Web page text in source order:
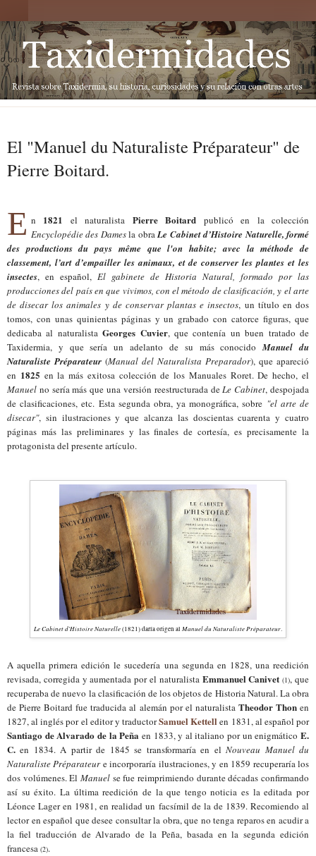
El "Manuel du Naturaliste Préparateur" de
Pierre Boitard.
E n 1821 el naturalista Pierre Boitard publicó en la colección
Encyclopédie des Damesla obraLe Cabinet d’Histoire Naturelle, formé
des productions du pays même que l'on habite; avec la méthode de
classement, l’art d’empailler les animaux, et de conserver les plantes et les
insectes, en español, El gabinete de Historia Natural, formado porlas
producciones del país en que vivimos, con el método de clasificación, y el arte
de disecar los animales y de conservar plantas e insectos, un título en dos
tomos, con unas quinientas páginas y un grabado con catorce figuras, que
dedicaba al naturalistaGeorges Cuvier,que contenía un buen tratado de
Taxidermia, y que sería un adelanto desu más conocidoManuel du
Naturaliste Préparateur (Manual del Naturalista Preparador), que apareció
en 1825 en la más exitosa colección de los Manuales Roret. De hecho, el
Manuel no sería más que una versión reestructurada de Le Cabinet, despojada
de clasificaciones, etc. Esta segunda obra, ya monográfica, sobre "el arte de
disecar", sin ilustraciones y que alcanza las doscientas cuarenta y cuatro
páginas más las preliminares y las finales de cortesía, es precisamente la
protagonista del presente artículo.
Le Cabinet d'Histoire Naturelle(1821) daríaorigen al Manuel du Naturaliste Préparateur.
A aquella primera edición le sucedería una segunda en 1828, una reedición
revisada, corregida y aumentada por el naturalista Emmanuel Canivet (1), que
recuperaba de nuevo la clasificación de los objetos de Historia Natural. La obra
de Pierre Boitard fue traducida al alemán por el naturalista Theodor Thonen
1827, al inglés por el editor y traductorSamuel Kettellen 1831, al español por
Santiago de Alvarado de la Peña en 1833, y al italiano por un enigmáticoE.
C. en 1834. A partir de 1845 se transformaría en elNouveau Manuel du
Naturaliste Préparateureincorporaría ilustraciones, y en 1859 recuperaríalos
dos volúmenes. El Manuel sefue reimprimiendo durante décadas confirmando
así su éxito. La última reedición de la que tengo noticia es laeditada por
Léonce Lageren 1981, en realidad un facsímil de la de 1839. Recomiendo al
lector en español que desee consultarla obra, que no tenga reparos en acudir a
la fiel traducción de Alvarado de la Peña, basada en la segunda edición
francesa (2).